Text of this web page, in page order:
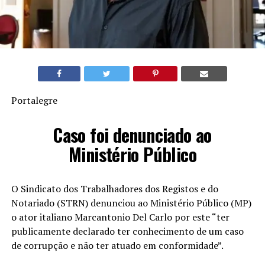
Portalegre
Caso foi denunciado ao
Ministério Público
O Sindicato dos Trabalhadores dos Registos e do
Notariado (STRN) denunciou ao Ministério Público (MP)
o ator italiano Marcantonio Del Carlo por este “ter
publicamente declarado ter conhecimento de um caso
de corrupção e não ter atuado em conformidade”.